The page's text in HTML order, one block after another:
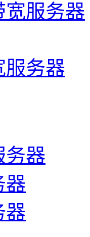
宽服务器
服务器
务器
器
器